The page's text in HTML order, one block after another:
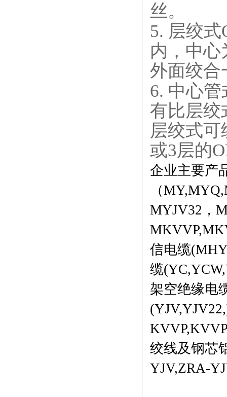
丝。
5. 层绞
内，中
外面绞合
6. 中心
有比层绞
层绞式可
或3层的
企业主要产
（
MYJV32，
信电缆
缆
架空绝缘电
绞线及钢芯
YJV,ZRA-